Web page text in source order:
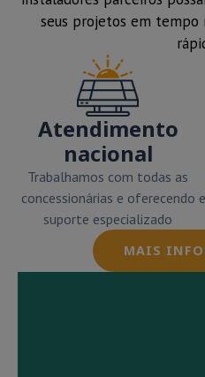
seus projetos em
Atendimento
nacional
Trabalhamos com todas as
concessionárias e oferecendo
suporte especializado
MAIS